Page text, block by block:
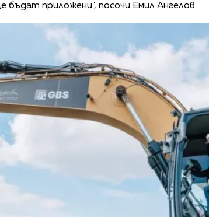
приложени", посочи Емил Ангелов.